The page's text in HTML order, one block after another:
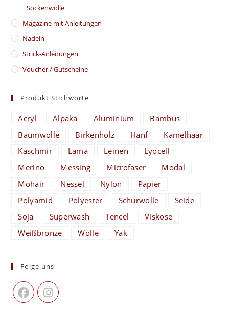
Sockenwolle
Magazine mit Anleitungen
Nadeln
Strick-Anleitungen
Voucher / Gutscheine
Produkt Stichworte
Acryl Alpaka Aluminium
Bambus
Baumwolle
Birkenholz Hanf
Kamelhaar
Kaschmir
Lama Leinen
Lyocell
Merino
Messing Microfaser
Modal
Mohair
Nessel Nylon
Papier
Polyamid
Polyester Schurwolle
Seide
Soja
Superwash Tencel
Viskose
Weißbronze
Wolle Yak
Folge uns